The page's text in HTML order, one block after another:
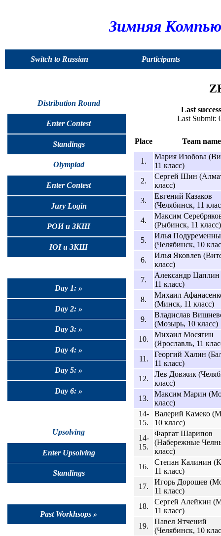
Зимняя
Switch to Russian Participants
Distribution Round
Enter Contest
Standings
Olympiad
Enter Contest
Jury Login
РОИ и ЗКШ
IOI и ЗКШ
Day 1: »
Day 2: »
Day 3: »
Day 4: »
Day 5: »
Day 6: »
Upsolving
Enter Upsolving
Standings
Past Workhsops »
Last
Last Submit:
Place Team name
1.
Мария Изобова
11 класс)
2.
Сергей Шин
класс)
3.
Евгений Казаков
(Челябинск, 11
4.
Максим
(Рыбинск, 11 класс)
5.
Илья
(Челябинск, 10
6.
Илья Яковлев
класс)
7.
Александр
11 класс)
8.
Михаил
(Минск, 11 класс)
9.
Владислав
(Мозырь, 10 класс)
10.
Михаил Мосягин
(Ярославль, 11
11.
Георгий Халин
11 класс)
12.
Лев Довжик
класс)
13.
Максим Марин
класс)
14-
15.
Валерий Камеко
10 класс)
14-
15.
Фаргат Шарипов
(Набережные
класс)
16.
Степан Калинин
11 класс)
17.
Игорь Дорошев
11 класс)
18.
Сергей Алейкин
11 класс)
19.
Павел Ятчений
(Челябинск, 10